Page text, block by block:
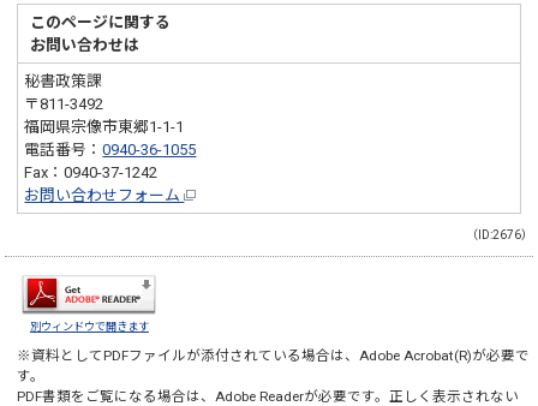
このページに関する
お問い合わせは
秘書政策課
〒811-3492
福岡県宗像市東郷1-1-1
電話番号：0940-36-1055
Fax：0940-37-1242
お問い合わせフォーム
（ID:2676）
別ウィンドウで開きます
※資料としてPDFファイルが添付されている場合は、 Adobe Acrobat(R)が必要で
す。
PDF書類をご覧になる場合は、 Adobe Readerが必要です。正しく表示されない